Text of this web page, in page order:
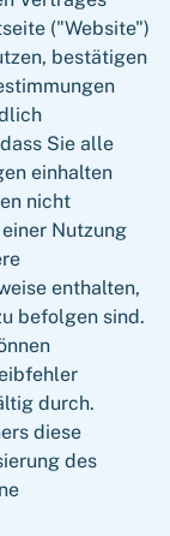
("Website")
bestätigen
Sie alle
einhalten
nicht
Nutzung
enthalten,
befolgen sind.
durch.
diese
des